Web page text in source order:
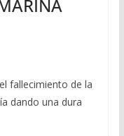
fallecimiento de la
dando una dura